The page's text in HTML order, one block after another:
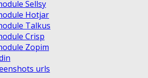
Sellsy
Hotjar
Talkus
Crisp
Zopim
urls